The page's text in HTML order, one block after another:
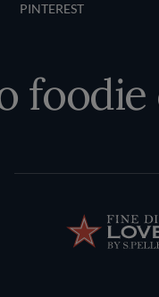
PINTEREST
foodie
Terms